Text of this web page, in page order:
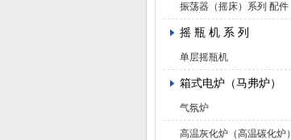
振荡器（摇床）系列 配件
摇 瓶 机 系 列
单层摇瓶机
箱式电炉（马弗炉）
气氛炉
高温灰化炉（高温碳化炉）